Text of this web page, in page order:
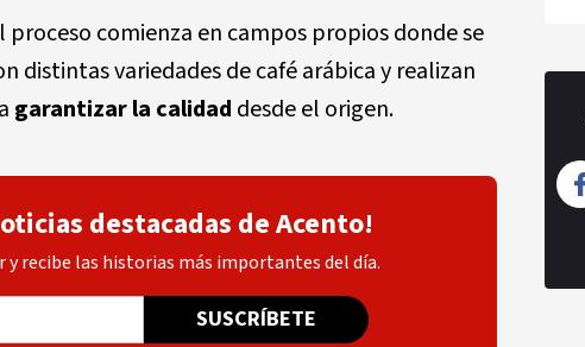
comienza en campos propios donde se
distintas variedades de café arábica y realizan
garantizar la calidad desde el origen.
destacadas de Acento!
recibe las historias más importantes del día.
SUSCRÍBETE